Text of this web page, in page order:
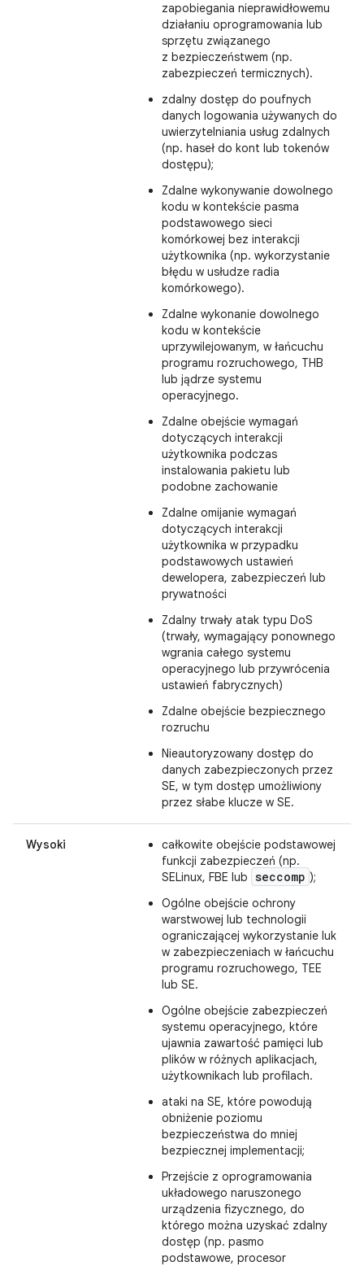
zapobiegania nieprawidłowemu
działaniu oprogramowania lub
sprzętu związanego
z bezpieczeństwem (np.
zabezpieczeń termicznych).
zdalny dostęp do poufnych
danych logowania używanych do
uwierzytelniania usług zdalnych
(np. haseł do kont lub tokenów
dostępu);
Zdalne wykonywanie dowolnego
kodu w kontekście pasma
podstawowego sieci
komórkowej bez interakcji
użytkownika (np. wykorzystanie
błędu w usłudze radia
komórkowego).
Zdalne wykonanie dowolnego
kodu w kontekście
uprzywilejowanym, w łańcuchu
programu rozruchowego, THB
lub jądrze systemu
operacyjnego.
Zdalne obejście wymagań
dotyczących interakcji
użytkownika podczas
instalowania pakietu lub
podobne zachowanie
Zdalne omijanie wymagań
dotyczących interakcji
użytkownika w przypadku
podstawowych ustawień
dewelopera, zabezpieczeń lub
prywatności
Zdalny trwały atak typu DoS
(trwały, wymagający ponownego
wgrania całego systemu
operacyjnego lub przywrócenia
ustawień fabrycznych)
Zdalne obejście bezpiecznego
rozruchu
Nieautoryzowany dostęp do
danych zabezpieczonych przez
SE, w tym dostęp umożliwiony
przez słabe klucze w SE.
Wysoki
całkowite obejście podstawowej
funkcji zabezpieczeń (np.
SELinux, FBE lub seccomp );
Ogólne obejście ochrony
warstwowej lub technologii
ograniczającej wykorzystanie luk
w zabezpieczeniach w łańcuchu
programu rozruchowego, TEE
lub SE.
Ogólne obejście zabezpieczeń
systemu operacyjnego, które
ujawnia zawartość pamięci lub
plików w różnych aplikacjach,
użytkownikach lub profilach.
ataki na SE, które powodują
obniżenie poziomu
bezpieczeństwa do mniej
bezpiecznej implementacji;
Przejście z oprogramowania
układowego naruszonego
urządzenia fizycznego, do
którego można uzyskać zdalny
dostęp (np. pasmo
podstawowe, procesor